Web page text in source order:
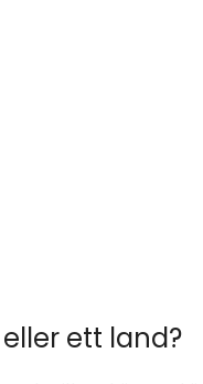
ett land?